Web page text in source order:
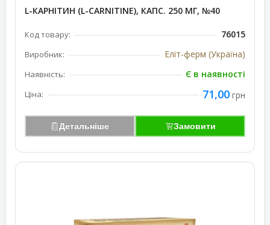
L-КАРНІТИН (L-CARNITINE), КАПС. 250 МГ, №40
Код товару: 76015
Виробник: Еліт-ферм (Україна)
Наявність: Є в наявності
Ціна: 71,00 грн
Детальніше Замовити